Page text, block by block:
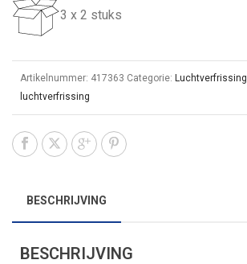
3 x 2 stuks
Artikelnummer: 417363 Categorie: Luchtverfrissing
luchtverfrissing
BESCHRIJVING
BESCHRIJVING